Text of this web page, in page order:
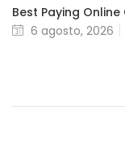
Best Paying
Posted
6 agosto, 2026